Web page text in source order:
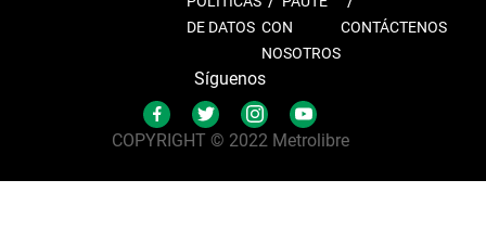
DE DATOS CON
NOSOTROS
CONTÁCTENOS
Síguenos
COPYRIGHT © 2022 Metrolibre